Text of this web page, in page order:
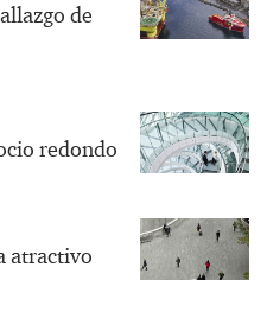
de
redondo
atractivo